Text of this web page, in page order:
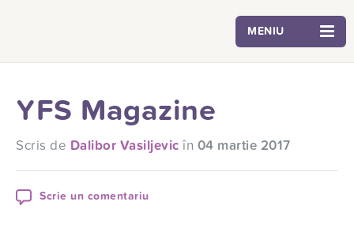
MENIU
YFS Magazine
Scris de Dalibor Vasiljevic în 04 martie 2017
Scrie un comentariu